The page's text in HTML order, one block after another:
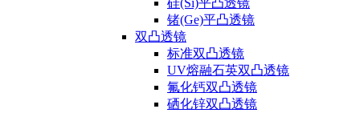
硅(Si)平凸透镜
锗(Ge)平凸透镜
双凸透镜
标准双凸透镜
UV熔融石英双凸透镜
氟化钙双凸透镜
硒化锌双凸透镜